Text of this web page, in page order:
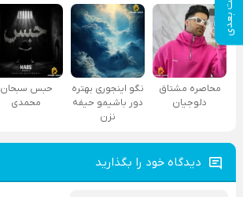
پست بعدی
محاصره مشتاق
دلوجیان
نگو اینجوری بهتره
دور باشیمو حیفه
نزن
حبس سبحان
محمدی
دیدگاه خود را بگذارید